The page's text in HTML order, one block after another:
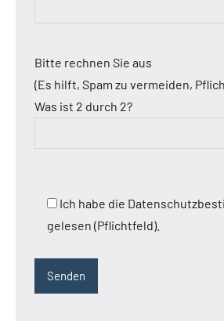
Bitte rechnen Sie aus
(Es hilft, Spam zu vermeiden,
Was ist 2 durch 2?
Ich habe die
gelesen (Pflichtfeld).